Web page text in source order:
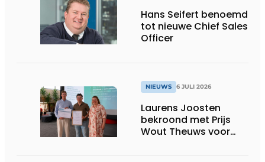
Hans Seifert benoemd
tot nieuwe Chief Sales
Officer
NIEUWS 6 JULI 2026
Laurens Joosten
bekroond met Prijs
Wout Theuws voor